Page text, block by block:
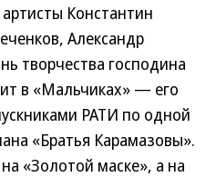
Константин
Александр
творчества господина
в «Мальчиках» — его
РАТИ по одной
«Братья Карамазовы».
«Золотой маске», а на